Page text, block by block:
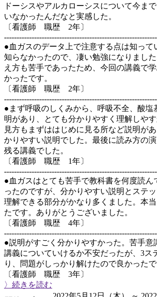
ドーシスやアルカローシスについて今ま
いなかったんだなと実感した。
〔看護師 職歴 2年〕
●血ガスのデータ上で注意する点は知って
知らなかったので、凄い勉強になりまし
え方も苦手であったため、今回の講義で
かったです。
〔看護師 職歴 2年〕
●まず呼吸のしくみから、呼吸不全、酸塩
明があり、とても分かりやすく理解しや
見方もまずははじめに見る所など説明が
かりやすい説明でした。最後に読み方の
残る講義でした。
〔看護師 職歴 1年〕
●血ガスはとても苦手で教科書を何度読ん
ったのですが、分かりやすい説明とステ
理解できる部分がかなり多くました。本
たです。ありがとうございました。
〔看護師 職歴 4年〕
●説明がすごく分かりやすかった。苦手意
講義についていけるか不安だったが、3ス
り、問題がしっかり解けたので良かったで
〔看護師 職歴 3年〕
〉続きを読む